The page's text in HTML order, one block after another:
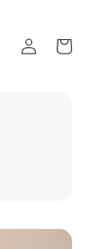
Bejelentkezés
kosara